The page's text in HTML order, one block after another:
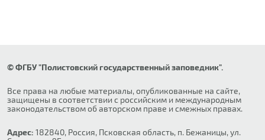
© ФГБУ "Полистовский государственный заповедник".
Все права на любые материалы, опубликованные на сайте,
защищены в соответствии с российским и международным
законодательством об авторском праве и смежных правах.
Адрес: 182840, Россия, Псковская область, п. Бежаницы, ул.